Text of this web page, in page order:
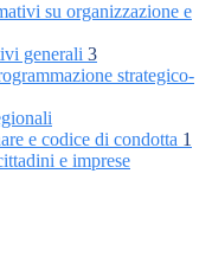
su organizzazione e
generali 3
strategico-
e codice di condotta 1
e imprese